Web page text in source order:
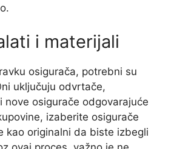
i materijali
osigurača, potrebni su
uključuju odvrtače,
nove osigurače odgovarajuće
izaberite osigurače
kao originalni da biste izbegli